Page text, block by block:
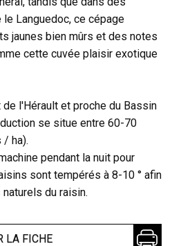
Languedoc, ce cépage
jaunes bien mûrs et des notes
cette cuvée plaisir exotique
de l'Hérault et proche du Bassin
se situe entre 60-70
ha).
pendant la nuit pour
sont tempérés à 8-10 ° afin
du raisin.
LA FICHE